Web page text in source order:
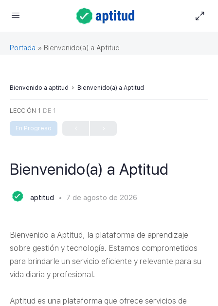
Portada » Bienvenido(a) a Aptitud
Bienvenido a aptitud Bienvenido(a) a Aptitud
LECCIÓN 1 DE 1
En Progreso
Bienvenido(a) a Aptitud
aptitud 7 de agosto de 2026
Bienvenido a Aptitud, la plataforma de aprendizaje
sobre gestión y tecnología. Estamos comprometidos
para brindarle un servicio eficiente y relevante para su
vida diaria y profesional.
Aptitud es una plataforma que ofrece servicios de